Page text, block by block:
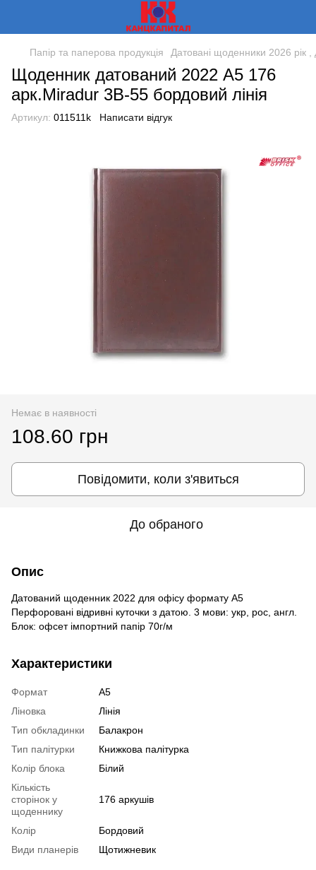
Папір та паперова продукція Датовані щоденники 2026 рік ,
Щоденник датований 2022 А5 176
арк.Miradur 3В-55 бордовий лінія
Артикул: 011511k Написати відгук
Немає в наявності
108.60 грн
Повідомити, коли з'явиться
До обраного
Опис
Датований щоденник 2022 для офісу формату А5
Перфоровані відривні куточки з датою. 3 мови: укр, рос, англ.
Блок: офсет імпортний папір 70г/м
Характеристики
Формат
А5
Ліновка
Лінія
Тип обкладинки
Балакрон
Тип палітурки
Книжкова палітурка
Колір блока
Білий
Кількість
сторінок у
щоденнику
176 аркушів
Колір
Бордовий
Види планерів
Щотижневик